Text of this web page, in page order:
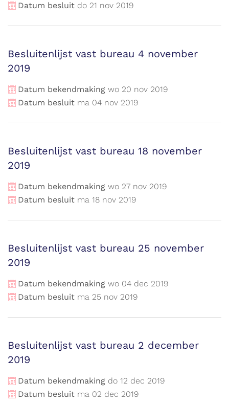
Datum besluit do 21 nov 2019
Besluitenlijst vast bureau 4 november
2019
Datum bekendmaking wo 20 nov 2019
Datum besluit ma 04 nov 2019
Besluitenlijst vast bureau 18 november
2019
Datum bekendmaking wo 27 nov 2019
Datum besluit ma 18 nov 2019
Besluitenlijst vast bureau 25 november
2019
Datum bekendmaking wo 04 dec 2019
Datum besluit ma 25 nov 2019
Besluitenlijst vast bureau 2 december
2019
Datum bekendmaking do 12 dec 2019
Datum besluit ma 02 dec 2019